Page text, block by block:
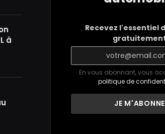
à
Recevez l'essentiel
En vous abonnant, vous
politique de